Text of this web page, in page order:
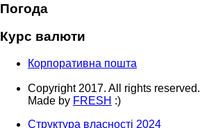
Погода
Курс валюти
Корпоративна пошта
Copyright 2017. All rights reserved.
Made by FRESH :)
Структура власності 2024